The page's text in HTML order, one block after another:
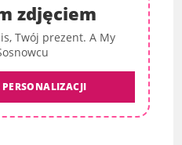
zdjęciem
Twój prezent. A My